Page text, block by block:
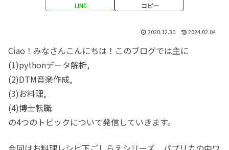
LINE コピー
2020.12.30 2024.02.04
Ciao！みなさんこんにちは！このブログでは主に
(1)pythonデータ解析,
(2)DTM音楽作成,
(3)お料理,
(4)博士転職
の4つのトピックについて発信していきます。